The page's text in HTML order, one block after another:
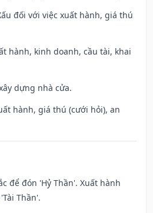
đối với việc xuất hành, giá thú
hành, kinh doanh, cầu tài, khai
dựng nhà cửa.
hành, giá thú (cưới hỏi), an
để đón 'Hỷ Thần'. Xuất hành
Thần'.